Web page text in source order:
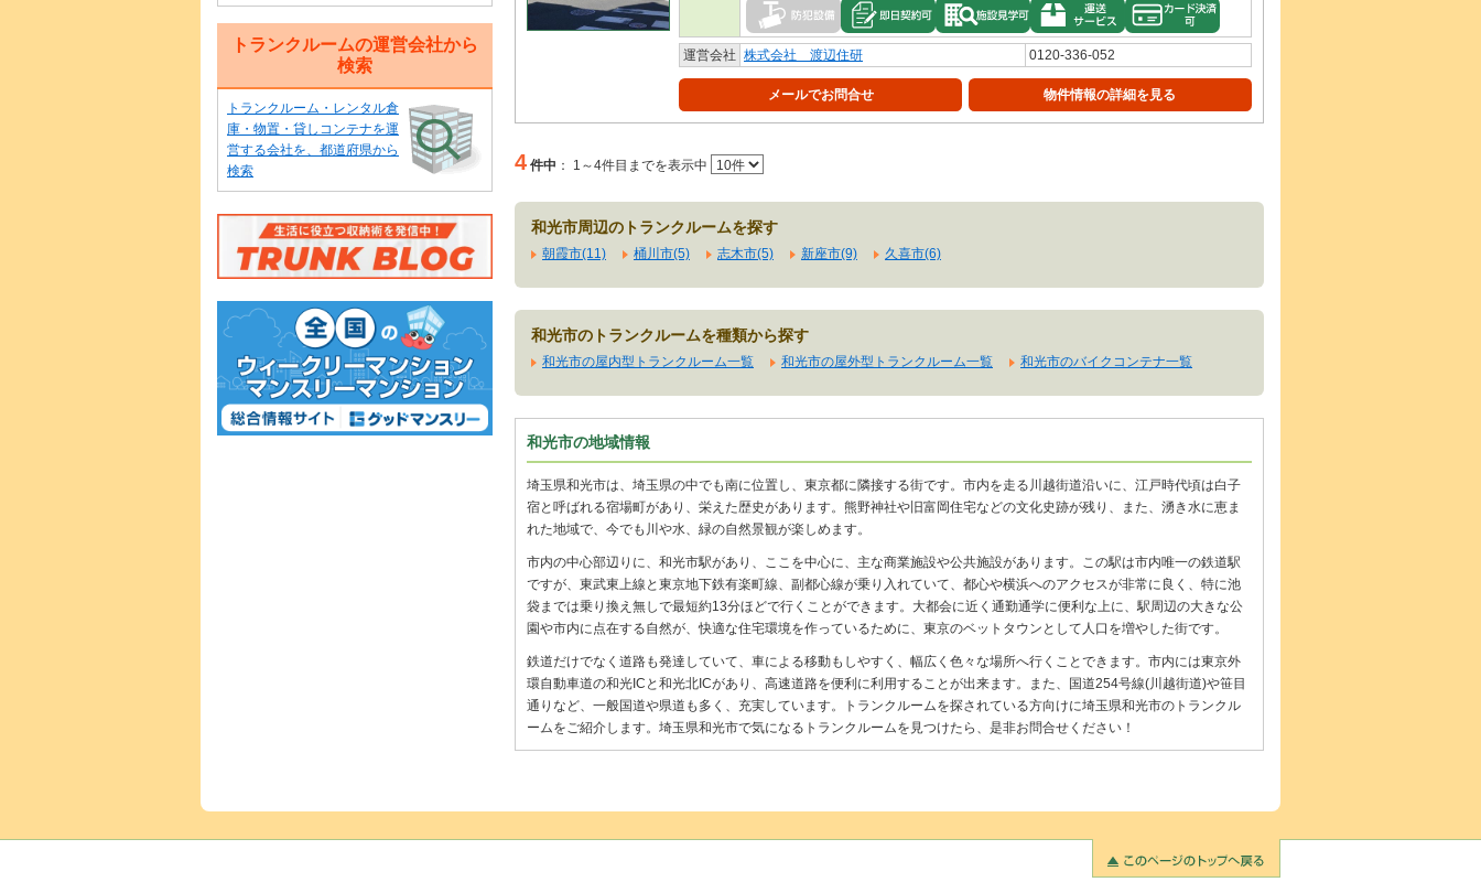
運営会社 株式会社 渡辺住研 0120-336-052
メールでお問合せ 物件情報の詳細を見る
4 件中 ： 1～4件目までを表示中
和光市周辺のトランクルームを探す
朝霞市(11) 桶川市(5) 志木市(5) 新座市(9) 久喜市(6)
和光市のトランクルームを種類から探す
和光市の屋内型トランクルーム一覧 和光市の屋外型トランクルーム一覧 和光市のバイクコンテナ一覧
和光市の地域情報
埼玉県和光市は、埼玉県の中でも南に位置し、東京都に隣接する街です。市内を走る川越街道沿いに、江戸時代頃は白子
宿と呼ばれる宿場町があり、栄えた歴史があります。熊野神社や旧富岡住宅などの文化史跡が残り、また、湧き水に恵ま
れた地域で、今でも川や水、緑の自然景観が楽しめます。
市内の中心部辺りに、和光市駅があり、ここを中心に、主な商業施設や公共施設があります。この駅は市内唯一の鉄道駅
ですが、東武東上線と東京地下鉄有楽町線、副都心線が乗り入れていて、都心や横浜へのアクセスが非常に良く、特に池
袋までは乗り換え無しで最短約13分ほどで行くことができます。大都会に近く通勤通学に便利な上に、駅周辺の大きな公
園や市内に点在する自然が、快適な住宅環境を作っているために、東京のベットタウンとして人口を増やした街です。
鉄道だけでなく道路も発達していて、車による移動もしやすく、幅広く色々な場所へ行くことできます。市内には東京外
環自動車道の和光ICと和光北ICがあり、高速道路を便利に利用することが出来ます。また、国道254号線(川越街道)や笹目
通りなど、一般国道や県道も多く、充実しています。トランクルームを探されている方向けに埼玉県和光市のトランクル
ームをご紹介します。埼玉県和光市で気になるトランクルームを見つけたら、是非お問合せください！
トランクルームの運営会社から
検索
トランクルーム・レンタル倉
庫・物置・貸しコンテナを運
営する会社を、都道府県から
検索